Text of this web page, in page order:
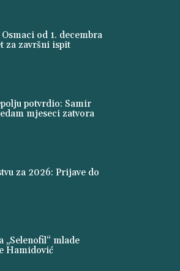
od 1. decembra
za završni ispit
potvrdio: Samir
mjeseci zatvora
za 2026: Prijave do
„Selenofil“ mlade
Hamidović